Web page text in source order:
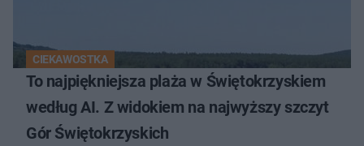
CIEKAWOSTKA
To najpiękniejsza plaża w Świętokrzyskiem
według AI. Z widokiem na najwyższy szczyt
Gór Świętokrzyskich